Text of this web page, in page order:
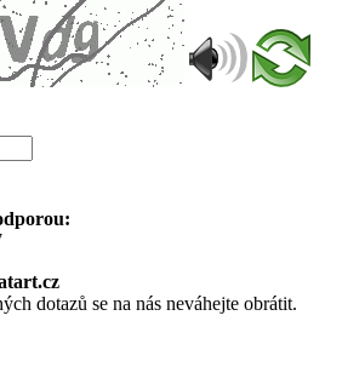
dotazů se na nás neváhejte obrátit.